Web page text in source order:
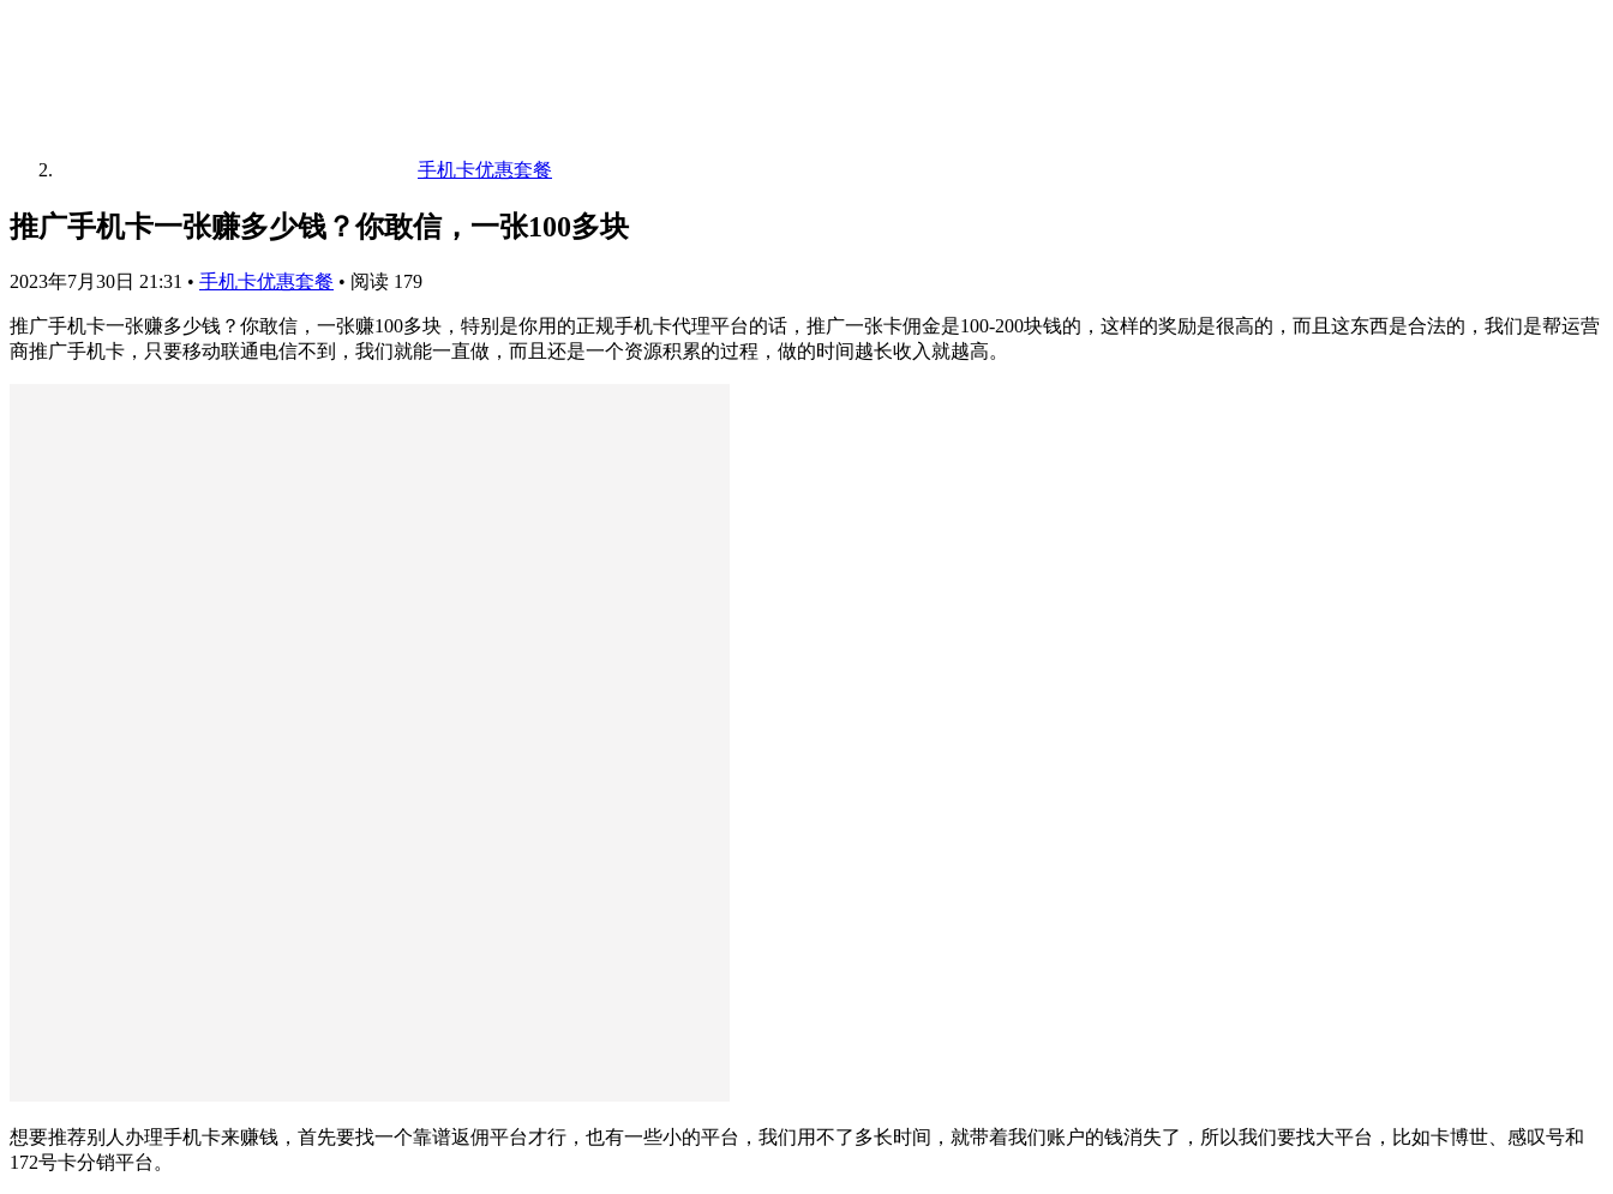
手机卡优惠套餐
推广手机卡一张赚多少钱？你敢信，一张100多块
2023年7月30日 21:31 • 手机卡优惠套餐 • 阅读 179
推广手机卡一张赚多少钱？你敢信，一张赚100多块，特别是你用的正规手机卡代理平台的话，推广一张卡佣金是100-200块钱的，这样的奖励是很高的，而且这东西是合法的，我们是帮运营
商推广手机卡，只要移动联通电信不到，我们就能一直做，而且还是一个资源积累的过程，做的时间越长收入就越高。
想要推荐别人办理手机卡来赚钱，首先要找一个靠谱返佣平台才行，也有一些小的平台，我们用不了多长时间，就带着我们账户的钱消失了，所以我们要找大平台，比如卡博世、感叹号和
172号卡分销平台。